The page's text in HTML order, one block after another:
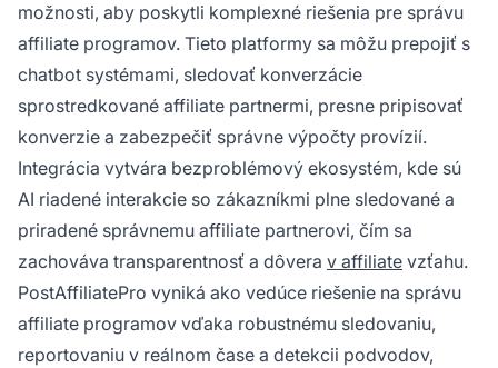
možnosti, aby poskytli komplexné riešenia pre správu
affiliate programov. Tieto platformy sa môžu prepojiť s
chatbot systémami, sledovať konverzácie
sprostredkované affiliate partnermi, presne pripisovať
konverzie a zabezpečiť správne výpočty provízií.
Integrácia vytvára bezproblémový ekosystém, kde sú
AI riadené interakcie so zákazníkmi plne sledované a
priradené správnemu affiliate partnerovi, čím sa
zachováva transparentnosť a dôvera v affiliate vzťahu.
PostAffiliatePro vyniká ako vedúce riešenie na správu
affiliate programov vďaka robustnému sledovaniu,
reportovaniu v reálnom čase a detekcii podvodov,